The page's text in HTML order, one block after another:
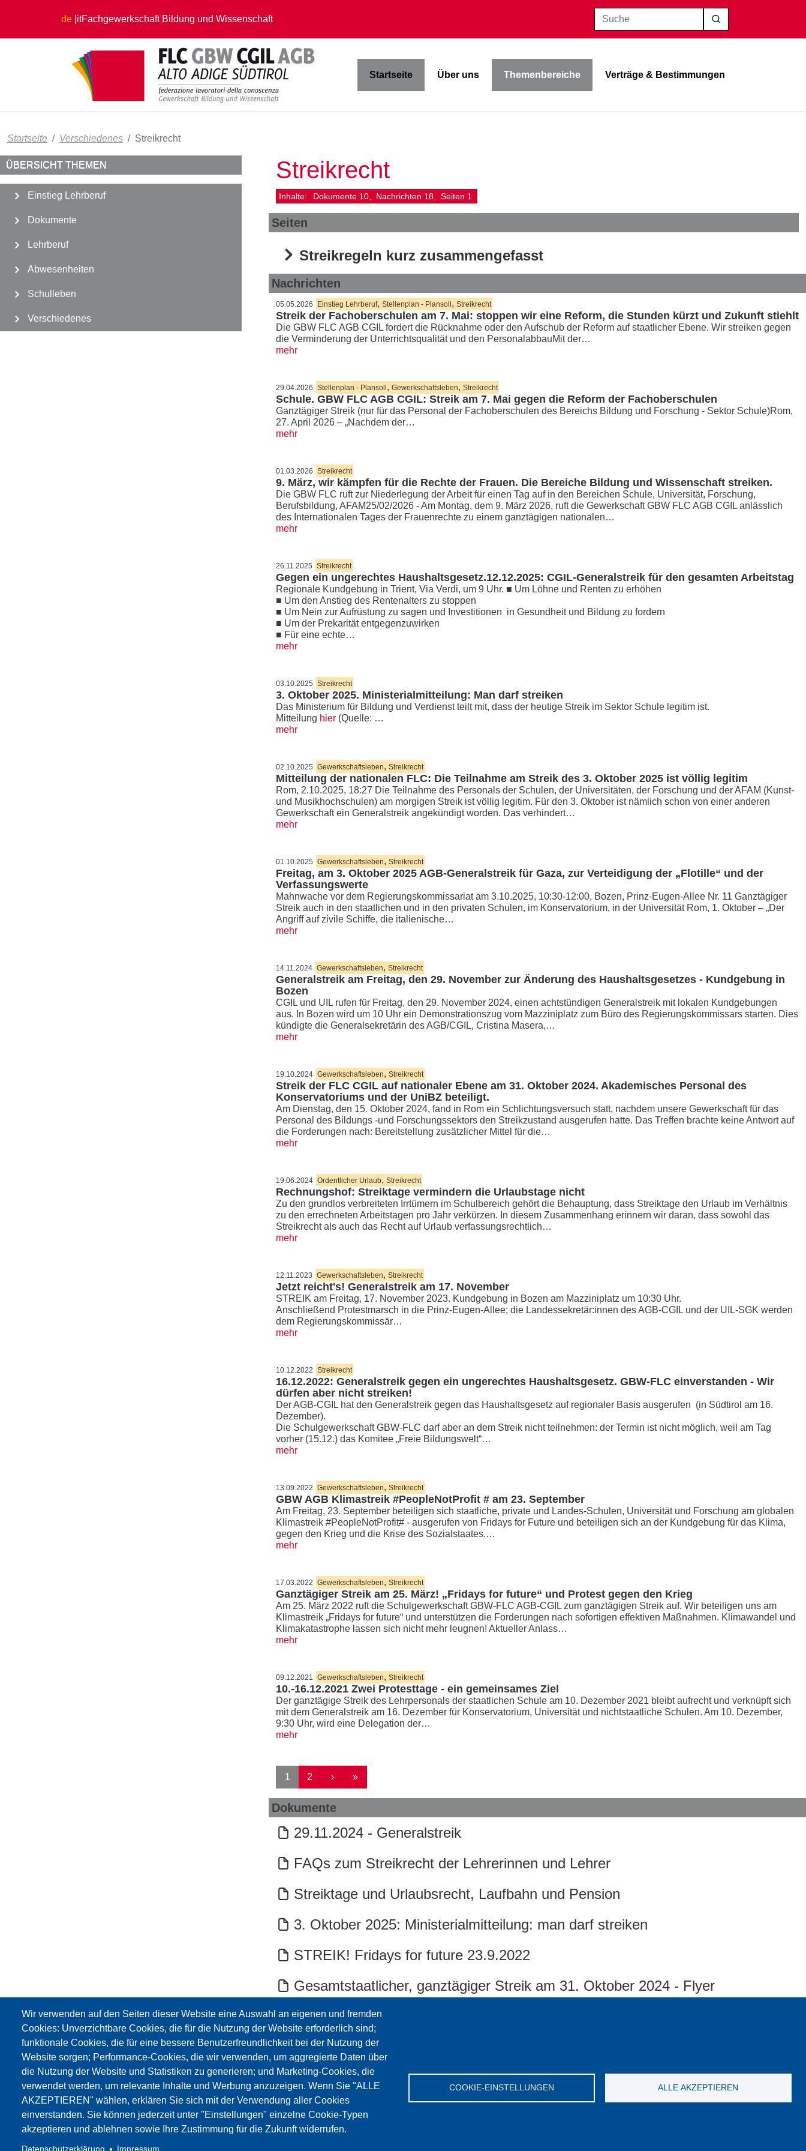
de itFachgewerkschaft Bildung und Wissenschaft
Wir verwenden auf den Seiten dieser Website eine Auswahl an eigenen und fremden
Cookies: Unverzichtbare Cookies, die für die Nutzung der Website erforderlich sind;
funktionale Cookies, die für eine bessere Benutzerfreundlichkeit bei der Nutzung der
Website sorgen; Performance-Cookies, die wir verwenden, um aggregierte Daten über
die Nutzung der Website und Statistiken zu generieren; und Marketing-Cookies, die
verwendet werden, um relevante Inhalte und Werbung anzuzeigen. Wenn Sie "ALLE
AKZEPTIEREN" wählen, erklären Sie sich mit der Verwendung aller Cookies
einverstanden. Sie können jederzeit unter "Einstellungen" einzelne Cookie-Typen
akzeptieren und ablehnen sowie Ihre Zustimmung für die Zukunft widerrufen.
Datenschutzerklärung Impressum
COOKIE-EINSTELLUNGEN ALLE AKZEPTIEREN
Suche
Startseite Über uns Themenbereiche Verträge & Bestimmungen
Startseite Verschiedenes Streikrecht
Streikrecht
Inhalte: Dokumente 10 Nachrichten 18 Seiten 1
Seiten
Streikregeln kurz zusammengefasst
Nachrichten
05.05.2026 Einstieg Lehrberuf, Stellenplan - Plansoll , Streikrecht
Streik der Fachoberschulen am 7. Mai: stoppen wir eine Reform, die Stunden kürzt und Zukunft stiehlt
Die GBW FLC AGB CGIL fordert die Rücknahme oder den Aufschub der Reform auf staatlicher Ebene. Wir streiken gegen
die Verminderung der Unterrichtsqualität und den PersonalabbauMit der…
mehr
29.04.2026 Stellenplan - Plansoll , Gewerkschaftsleben, Streikrecht
Schule. GBW FLC AGB CGIL: Streik am 7. Mai gegen die Reform der Fachoberschulen
Ganztägiger Streik (nur für das Personal der Fachoberschulen des Bereichs Bildung und Forschung - Sektor Schule)Rom,
27. April 2026 – „Nachdem der…
mehr
01.03.2026 Streikrecht
9. März, wir kämpfen für die Rechte der Frauen. Die Bereiche Bildung und Wissenschaft streiken.
Die GBW FLC ruft zur Niederlegung der Arbeit für einen Tag auf in den Bereichen Schule, Universität, Forschung,
Berufsbildung, AFAM25/02/2026 - Am Montag, dem 9. März 2026, ruft die Gewerkschaft GBW FLC AGB CGIL anlässlich
des Internationalen Tages der Frauenrechte zu einem ganztägigen nationalen…
mehr
26.11.2025 Streikrecht
Gegen ein ungerechtes Haushaltsgesetz.12.12.2025: CGIL-Generalstreik für den gesamten Arbeitstag
Regionale Kundgebung in Trient, Via Verdi, um 9 Uhr. ■ Um Löhne und Renten zu erhöhen ​
■ Um den Anstieg des Rentenalters zu stoppen ​
■ Um Nein zur Aufrüstung zu sagen und Investitionen ​ in Gesundheit und Bildung zu fordern ​
■ Um der Prekarität entgegenzuwirken ​
■ Für eine echte…
mehr
03.10.2025 Streikrecht
3. Oktober 2025. Ministerialmitteilung: Man darf streiken
Das Ministerium für Bildung und Verdienst teilt mit, dass der heutige Streik im Sektor Schule legitim ist.
Mitteilung hier (Quelle: …
mehr
02.10.2025 Gewerkschaftsleben, Streikrecht
Mitteilung der nationalen FLC: Die Teilnahme am Streik des 3. Oktober 2025 ist völlig legitim
Rom, 2.10.2025, 18:27 Die Teilnahme des Personals der Schulen, der Universitäten, der Forschung und der AFAM (Kunst-
und Musikhochschulen) am morgigen Streik ist völlig legitim. Für den 3. Oktober ist nämlich schon von einer anderen
Gewerkschaft ein Generalstreik angekündigt worden. Das verhindert…
mehr
01.10.2025 Gewerkschaftsleben, Streikrecht
Freitag, am 3. Oktober 2025 AGB-Generalstreik für Gaza, zur Verteidigung der „Flotille“ und der
Verfassungswerte
Mahnwache vor dem Regierungskommissariat am 3.10.2025, 10:30-12:00, Bozen, Prinz-Eugen-Allee Nr. 11 Ganztägiger
Streik auch in den staatlichen und in den privaten Schulen, im Konservatorium, in der Universität Rom, 1. Oktober – „Der
Angriff auf zivile Schiffe, die italienische…
mehr
14.11.2024 Gewerkschaftsleben, Streikrecht
Generalstreik am Freitag, den 29. November zur Änderung des Haushaltsgesetzes - Kundgebung in
Bozen
CGIL und UIL rufen für Freitag, den 29. November 2024, einen achtstündigen Generalstreik mit lokalen Kundgebungen
aus. In Bozen wird um 10 Uhr ein Demonstrationszug vom Mazziniplatz zum Büro des Regierungskommissars starten. Dies
kündigte die Generalsekretärin des AGB/CGIL, Cristina Masera,…
mehr
19.10.2024 Gewerkschaftsleben, Streikrecht
Streik der FLC CGIL auf nationaler Ebene am 31. Oktober 2024. Akademisches Personal des
Konservatoriums und der UniBZ beteiligt.
Am Dienstag, den 15. Oktober 2024, fand in Rom ein Schlichtungsversuch statt, nachdem unsere Gewerkschaft für das
Personal des Bildungs -und Forschungssektors den Streikzustand ausgerufen hatte. Das Treffen brachte keine Antwort auf
die Forderungen nach: Bereitstellung zusätzlicher Mittel für die…
mehr
19.06.2024 Ordentlicher Urlaub, Streikrecht
Rechnungshof: Streiktage vermindern die Urlaubstage nicht
Zu den grundlos verbreiteten Irrtümern im Schulbereich gehört die Behauptung, dass Streiktage den Urlaub im Verhältnis
zu den errechneten Arbeitstagen pro Jahr verkürzen. In diesem Zusammenhang erinnern wir daran, dass sowohl das
Streikrecht als auch das Recht auf Urlaub verfassungsrechtlich…
mehr
12.11.2023 Gewerkschaftsleben, Streikrecht
Jetzt reicht's! Generalstreik am 17. November
STREIK am Freitag, 17. November 2023. Kundgebung in Bozen am Mazziniplatz um 10:30 Uhr.
Anschließend Protestmarsch in die Prinz-Eugen-Allee; die Landessekretär:innen des AGB-CGIL und der UIL-SGK werden
dem Regierungskommissär…
mehr
10.12.2022 Streikrecht
16.12.2022: Generalstreik gegen ein ungerechtes Haushaltsgesetz. GBW-FLC einverstanden - Wir
dürfen aber nicht streiken!
Der AGB-CGIL hat den Generalstreik gegen das Haushaltsgesetz auf regionaler Basis ausgerufen (in Südtirol am 16.
Dezember).
Die Schulgewerkschaft GBW-FLC darf aber an dem Streik nicht teilnehmen: der Termin ist nicht möglich, weil am Tag
vorher (15.12.) das Komitee „Freie Bildungswelt“…
mehr
13.09.2022 Gewerkschaftsleben, Streikrecht
GBW AGB Klimastreik #PeopleNotProfit # am 23. September
Am Freitag, 23. September beteiligen sich staatliche, private und Landes-Schulen, Universität und Forschung am globalen
Klimastreik #PeopleNotProfit# - ausgerufen von Fridays for Future und beteiligen sich an der Kundgebung für das Klima,
gegen den Krieg und die Krise des Sozialstaates.…
mehr
17.03.2022 Gewerkschaftsleben, Streikrecht
Ganztägiger Streik am 25. März! „Fridays for future“ und Protest gegen den Krieg
Am 25. März 2022 ruft die Schulgewerkschaft GBW-FLC AGB-CGIL zum ganztägigen Streik auf. Wir beteiligen uns am
Klimastreik „Fridays for future“ und unterstützen die Forderungen nach sofortigen effektiven Maßnahmen. Klimawandel und
Klimakatastrophe lassen sich nicht mehr leugnen! Aktueller Anlass…
mehr
09.12.2021 Gewerkschaftsleben, Streikrecht
10.-16.12.2021 Zwei Protesttage - ein gemeinsames Ziel
Der ganztägige Streik des Lehrpersonals der staatlichen Schule am 10. Dezember 2021 bleibt aufrecht und verknüpft sich
mit dem Generalstreik am 16. Dezember für Konservatorium, Universität und nichtstaatliche Schulen. Am 10. Dezember,
9:30 Uhr, wird eine Delegation der…
mehr
Seitennummerierung
1 2 ›Nächste Seite
»Letzte Seite
Dokumente
29.11.2024 - Generalstreik
FAQs zum Streikrecht der Lehrerinnen und Lehrer
Streiktage und Urlaubsrecht, Laufbahn und Pension
3. Oktober 2025: Ministerialmitteilung: man darf streiken
STREIK! Fridays for future 23.9.2022
Gesamtstaatlicher, ganztägiger Streik am 31. Oktober 2024 - Flyer
12.12.2025: Generalstreik
Generalstreik am 3.10.2025: Zur Verteidigung der Flotille für Gaza
16.12.2022: Generalstreik. Flyer
Scheda FLC modalità di sciopero
ÜBERSICHT THEMEN
Einstieg Lehrberuf
Dokumente
Lehrberuf
Abwesenheiten
Schulleben
Verschiedenes